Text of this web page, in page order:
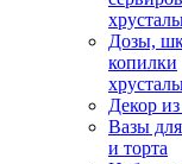
Дозы,
копилки
Декор
Вазы
и торта